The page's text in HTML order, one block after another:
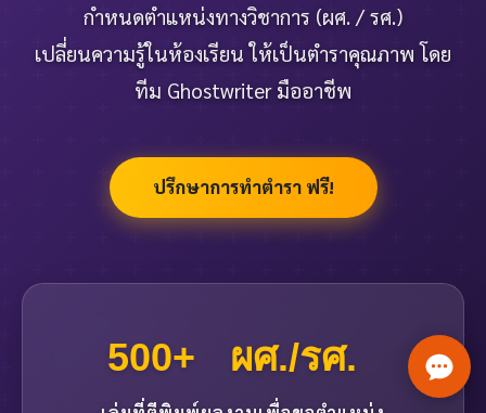
การดำเนินงานวิจัย
การพัฒนาเนื้อหาและการแก้ไขวิทยานิพนธ์
การเตรียมตัวสำหรับการสอบ
Copyright © 2026 www.thesiseasy.com
กำหนดตำแหน่งทางวิชาการ (ผศ. / รศ.)
เปลี่ยนความรู้ในห้องเรียน ให้เป็นตำราคุณภาพ โดย
ทีม Ghostwriter มืออาชีพ
ปรึกษาการทำตำรา ฟรี!
500+ ผศ./รศ.